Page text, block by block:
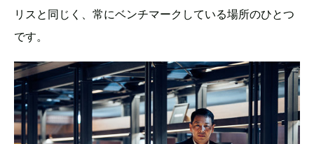
リスと同じく、常にベンチマークしている場所のひとつ
です。